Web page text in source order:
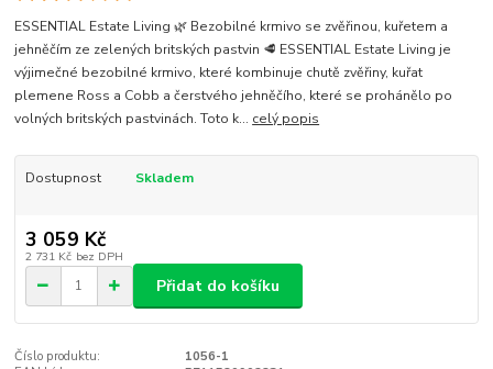
ESSENTIAL Estate Living 🌿 Bezobilné krmivo se zvěřinou, kuřetem a
jehněčím ze zelených britských pastvin 🥩 ESSENTIAL Estate Living je
výjimečné bezobilné krmivo, které kombinuje chutě zvěřiny, kuřat
plemene Ross a Cobb a čerstvého jehněčího, které se prohánělo po
volných britských pastvinách. Toto k... celý popis
Dostupnost Skladem
3 059 Kč
2 731 Kč bez DPH
Přidat do košíku
Číslo produktu:
1056-1